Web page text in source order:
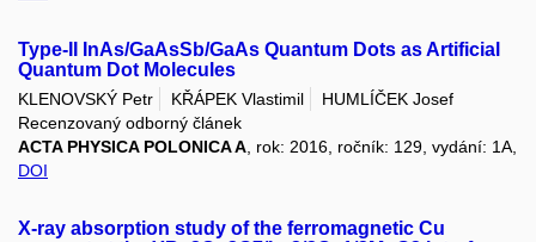
Type-II InAs/GaAsSb/GaAs Quantum Dots as Artificial
Quantum Dot Molecules
KLENOVSKÝ Petr KŘÁPEK Vlastimil
HUMLÍČEK Josef
Recenzovaný odborný článek
ACTA PHYSICA POLONICA A , rok: 2016, ročník: 129, vydání: 1A,
DOI
X-ray absorption study of the ferromagnetic Cu